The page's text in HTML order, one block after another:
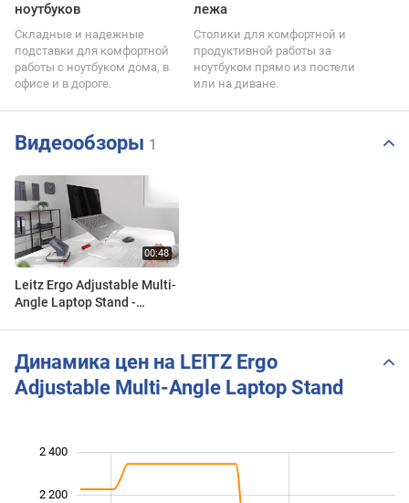
ноутбуков
Складные и надежные
подставки для комфортной
работы с ноутбуком дома, в
офисе и в дороге.
лежа
Столики для комфортной и
продуктивной работы за
ноутбуком прямо из постели
или на диване.
Видеообзоры 1
Leitz Ergo Adjustable Multi-
Angle Laptop Stand -
Динамика цен на LEITZ Ergo
Adjustable Multi-Angle Laptop Stand
2 200
2 400